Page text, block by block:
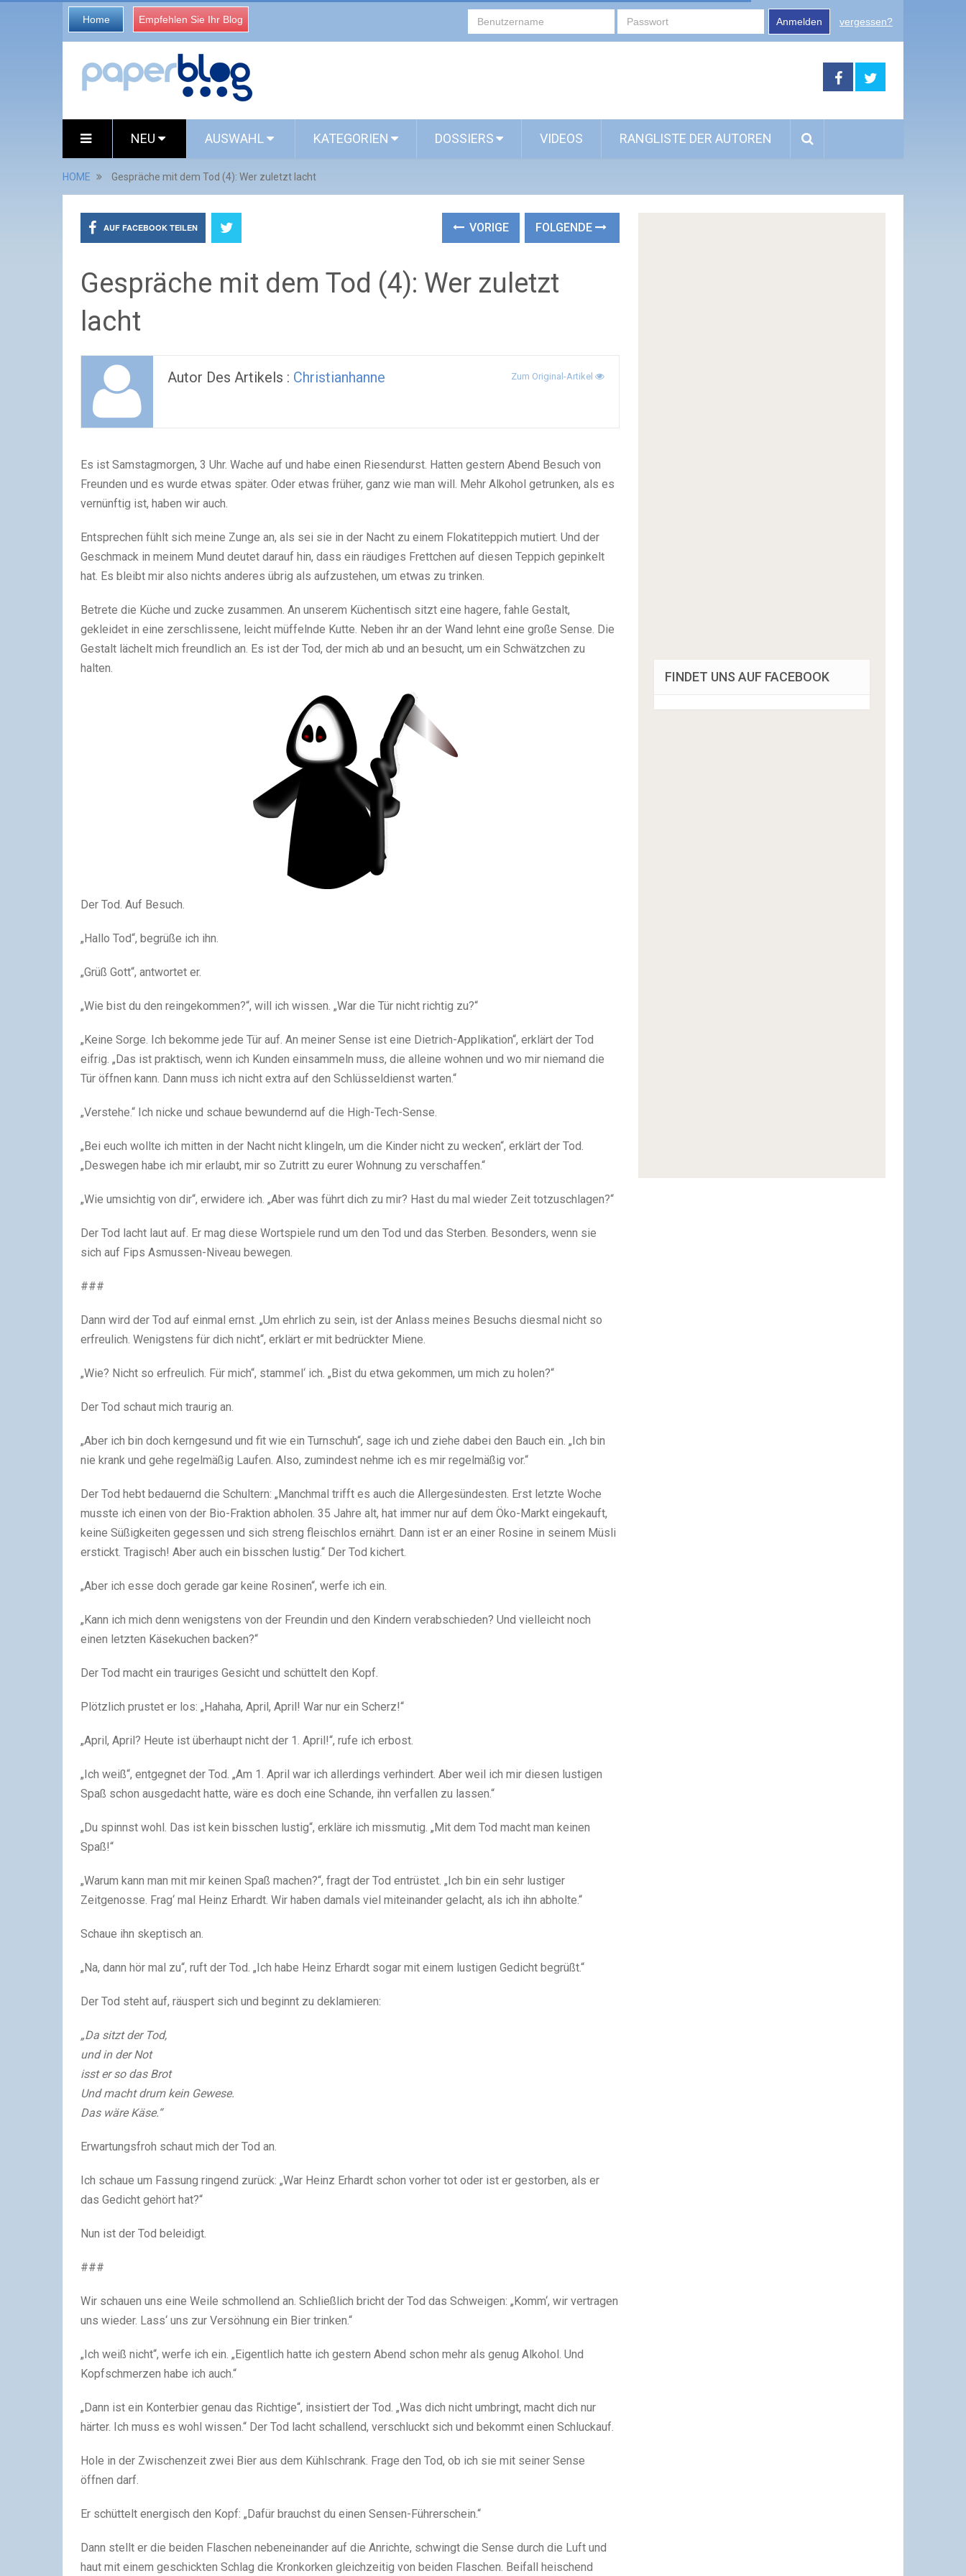
Home Empfehlen Sie Ihr Blog Anmelden vergessen?
NEU AUSWAHL KATEGORIEN DOSSIERS VIDEOS RANGLISTE DER AUTOREN
HOME Gespräche mit dem Tod (4): Wer zuletzt lacht
AUF FACEBOOK TEILEN VORIGE FOLGENDE
Gespräche mit dem Tod (4): Wer zuletzt
lacht
Autor Des Artikels : Christianhanne Zum Original-Artikel
Es ist Samstagmorgen, 3 Uhr. Wache auf und habe einen Riesendurst. Hatten gestern Abend Besuch von
Freunden und es wurde etwas später. Oder etwas früher, ganz wie man will. Mehr Alkohol getrunken, als es
vernünftig ist, haben wir auch.
Entsprechen fühlt sich meine Zunge an, als sei sie in der Nacht zu einem Flokatiteppich mutiert. Und der
Geschmack in meinem Mund deutet darauf hin, dass ein räudiges Frettchen auf diesen Teppich gepinkelt
hat. Es bleibt mir also nichts anderes übrig als aufzustehen, um etwas zu trinken.
Betrete die Küche und zucke zusammen. An unserem Küchentisch sitzt eine hagere, fahle Gestalt,
gekleidet in eine zerschlissene, leicht müffelnde Kutte. Neben ihr an der Wand lehnt eine große Sense. Die
Gestalt lächelt mich freundlich an. Es ist der Tod, der mich ab und an besucht, um ein Schwätzchen zu
halten.
Der Tod. Auf Besuch.
„Hallo Tod“, begrüße ich ihn.
„Grüß Gott“, antwortet er.
„Wie bist du den reingekommen?“, will ich wissen. „War die Tür nicht richtig zu?“
„Keine Sorge. Ich bekomme jede Tür auf. An meiner Sense ist eine Dietrich-Applikation“, erklärt der Tod
eifrig. „Das ist praktisch, wenn ich Kunden einsammeln muss, die alleine wohnen und wo mir niemand die
Tür öffnen kann. Dann muss ich nicht extra auf den Schlüsseldienst warten.“
„Verstehe.“ Ich nicke und schaue bewundernd auf die High-Tech-Sense.
„Bei euch wollte ich mitten in der Nacht nicht klingeln, um die Kinder nicht zu wecken“, erklärt der Tod.
„Deswegen habe ich mir erlaubt, mir so Zutritt zu eurer Wohnung zu verschaffen.“
„Wie umsichtig von dir“, erwidere ich. „Aber was führt dich zu mir? Hast du mal wieder Zeit totzuschlagen?“
Der Tod lacht laut auf. Er mag diese Wortspiele rund um den Tod und das Sterben. Besonders, wenn sie
sich auf Fips Asmussen-Niveau bewegen.
###
Dann wird der Tod auf einmal ernst. „Um ehrlich zu sein, ist der Anlass meines Besuchs diesmal nicht so
erfreulich. Wenigstens für dich nicht“, erklärt er mit bedrückter Miene.
„Wie? Nicht so erfreulich. Für mich“, stammel‘ ich. „Bist du etwa gekommen, um mich zu holen?“
Der Tod schaut mich traurig an.
„Aber ich bin doch kerngesund und fit wie ein Turnschuh“, sage ich und ziehe dabei den Bauch ein. „Ich bin
nie krank und gehe regelmäßig Laufen. Also, zumindest nehme ich es mir regelmäßig vor.“
Der Tod hebt bedauernd die Schultern: „Manchmal trifft es auch die Allergesündesten. Erst letzte Woche
musste ich einen von der Bio-Fraktion abholen. 35 Jahre alt, hat immer nur auf dem Öko-Markt eingekauft,
keine Süßigkeiten gegessen und sich streng fleischlos ernährt. Dann ist er an einer Rosine in seinem Müsli
erstickt. Tragisch! Aber auch ein bisschen lustig.“ Der Tod kichert.
„Aber ich esse doch gerade gar keine Rosinen“, werfe ich ein.
„Kann ich mich denn wenigstens von der Freundin und den Kindern verabschieden? Und vielleicht noch
einen letzten Käsekuchen backen?“
Der Tod macht ein trauriges Gesicht und schüttelt den Kopf.
Plötzlich prustet er los: „Hahaha, April, April! War nur ein Scherz!“
„April, April? Heute ist überhaupt nicht der 1. April!“, rufe ich erbost.
„Ich weiß“, entgegnet der Tod. „Am 1. April war ich allerdings verhindert. Aber weil ich mir diesen lustigen
Spaß schon ausgedacht hatte, wäre es doch eine Schande, ihn verfallen zu lassen.“
„Du spinnst wohl. Das ist kein bisschen lustig“, erkläre ich missmutig. „Mit dem Tod macht man keinen
Spaß!“
„Warum kann man mit mir keinen Spaß machen?“, fragt der Tod entrüstet. „Ich bin ein sehr lustiger
Zeitgenosse. Frag‘ mal Heinz Erhardt. Wir haben damals viel miteinander gelacht, als ich ihn abholte.“
Schaue ihn skeptisch an.
„Na, dann hör mal zu“, ruft der Tod. „Ich habe Heinz Erhardt sogar mit einem lustigen Gedicht begrüßt.“
Der Tod steht auf, räuspert sich und beginnt zu deklamieren:
„Da sitzt der Tod,
und in der Not
isst er so das Brot
Und macht drum kein Gewese.
Das wäre Käse.“
Erwartungsfroh schaut mich der Tod an.
Ich schaue um Fassung ringend zurück: „War Heinz Erhardt schon vorher tot oder ist er gestorben, als er
das Gedicht gehört hat?“
Nun ist der Tod beleidigt.
###
Wir schauen uns eine Weile schmollend an. Schließlich bricht der Tod das Schweigen: „Komm‘, wir vertragen
uns wieder. Lass‘ uns zur Versöhnung ein Bier trinken.“
„Ich weiß nicht“, werfe ich ein. „Eigentlich hatte ich gestern Abend schon mehr als genug Alkohol. Und
Kopfschmerzen habe ich auch.“
„Dann ist ein Konterbier genau das Richtige“, insistiert der Tod. „Was dich nicht umbringt, macht dich nur
härter. Ich muss es wohl wissen.“ Der Tod lacht schallend, verschluckt sich und bekommt einen Schluckauf.
Hole in der Zwischenzeit zwei Bier aus dem Kühlschrank. Frage den Tod, ob ich sie mit seiner Sense
öffnen darf.
Er schüttelt energisch den Kopf: „Dafür brauchst du einen Sensen-Führerschein.“
Dann stellt er die beiden Flaschen nebeneinander auf die Anrichte, schwingt die Sense durch die Luft und
haut mit einem geschickten Schlag die Kronkorken gleichzeitig von beiden Flaschen. Beifall heischend
FINDET UNS AUF FACEBOOK